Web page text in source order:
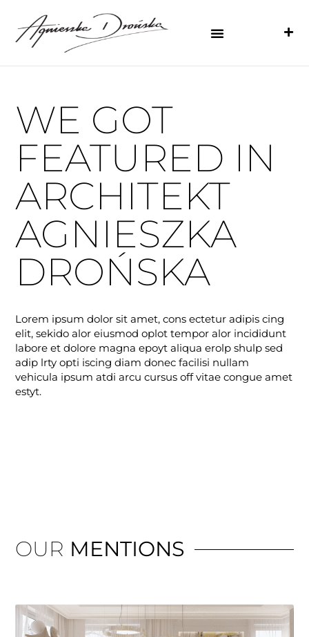
WE GOT
FEATURED IN
ARCHITEKT
AGNIESZKA
DROŃSKA
Lorem ipsum dolor sit amet, cons ectetur adipis cing
elit, sekido alor eiusmod oplot tempor alor incididunt
labore et dolore magna epoyt aliqua erolp shulp sed
adip lrty opti iscing diam donec facilisi nullam
vehicula ipsum atdi arcu cursus off vitae congue amet
estyt.
OUR MENTIONS